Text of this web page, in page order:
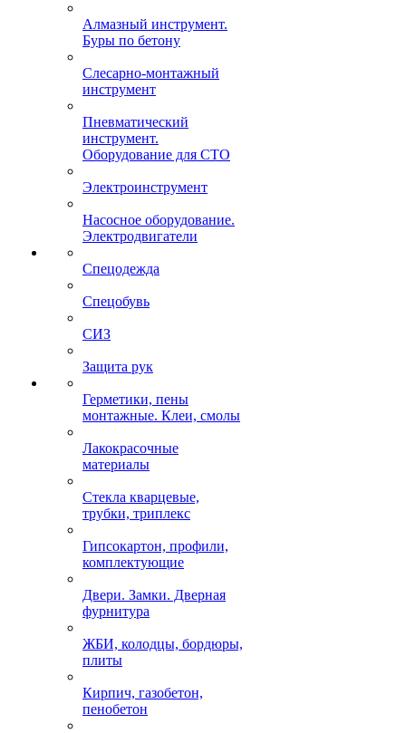
Алмазный инструмент.
Буры по бетону
Слесарно-монтажный
инструмент
Пневматический
инструмент.
Оборудование для СТО
Электроинструмент
Насосное оборудование.
Электродвигатели
Спецодежда
Спецобувь
СИЗ
Защита рук
Герметики, пены
монтажные. Клеи, смолы
Лакокрасочные
материалы
Стекла кварцевые,
трубки, триплекс
Гипсокартон, профили,
комплектующие
Двери. Замки. Дверная
фурнитура
ЖБИ, колодцы, бордюры,
плиты
Кирпич, газобетон,
пенобетон